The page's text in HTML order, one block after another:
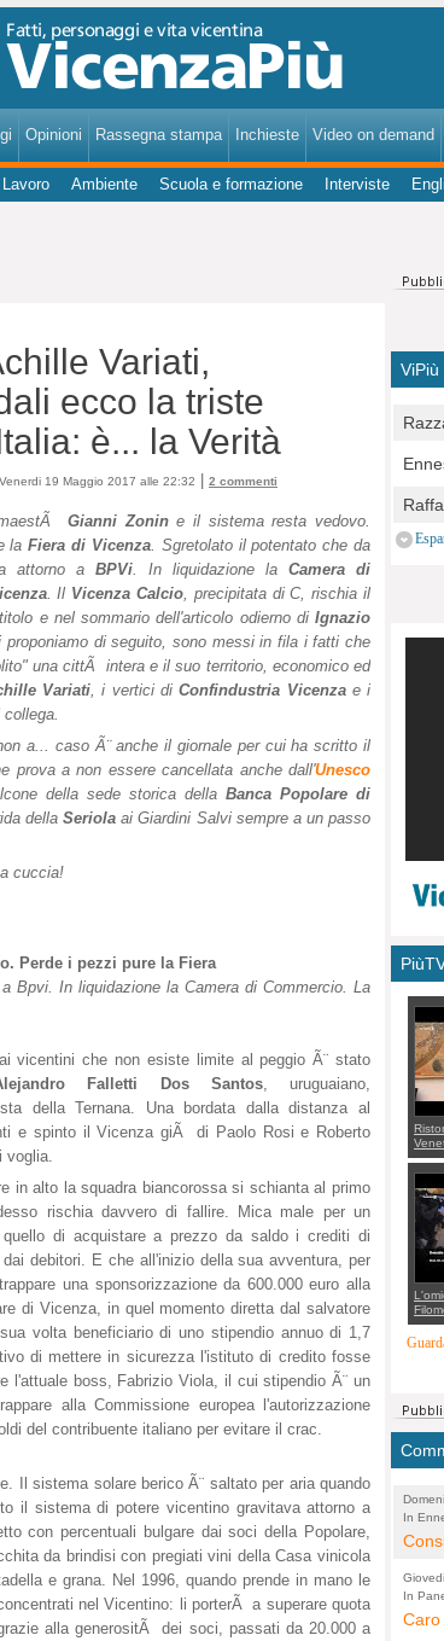
Opinioni Rassegna stampa Inchieste Video on demand
Lavoro Ambiente Scuola e formazione Interviste
Variati,
ecco la triste
è... la Verità
Venerdi 19 Maggio 2017 alle 22:32 2 commenti
Gianni Zonine il sistema resta vedovo.
laFiera di Vicenza. Sgretolato il potentato che da
attorno a BPVi. In liquidazione la Camera di
. Il Vicenza Calcio, precipitata di C, rischia il
e nel sommario dell'articolo odierno di Ignazio
proponiamo di seguito, sono messi in fila i fatti che
una cittÃ intera e il suo territorio, economico ed
Variati, i vertici diConfindustria Vicenzae i
a... caso Ã¨ anche il giornale per cui ha scritto il
prova a non essere cancellata anche dall'Unesco
della sede storica della Banca Popolare di
dellaSeriola ai Giardini Salvi sempre a un passo
cuccia!
Perde i pezzi pure la Fiera
Bpvi. In liquidazione la Camera di Commercio. La
vicentini che non esiste limite al peggio Ã¨ stato
Falletti Dos Santos, uruguaiano,
della Ternana. Una bordata dalla distanza al
e spinto il Vicenza giÃ di Paolo Rosi e Roberto
voglia.
in alto la squadra biancorossa si schianta al primo
rischia davvero di fallire. Mica male per un
di acquistare a prezzo da saldo i crediti di
debitori. E che all'inizio della sua avventura, per
una sponsorizzazione da 600.000 euro alla
di Vicenza, in quel momento diretta dal salvatore
volta beneficiario di uno stipendio annuo di 1,7
di mettere in sicurezza l'istituto di credito fosse
l'attuale boss, Fabrizio Viola, il cui stipendio Ã¨ un
alla Commissione europea l'autorizzazione
del contribuente italiano per evitare il crac.
Il sistema solare berico Ã¨ saltato per aria quando
il sistema di potere vicentino gravitava attorno a
con percentuali bulgare dai soci della Popolare,
da brindisi con pregiati vini della Casa vinicola
e grana. Nel 1996, quando prende in mano le
nel Vicentino: li porterÃ a superare quota
alla generositÃ dei soci, passati da 20.000 a
ViPiù
per
E
con
In
In
Caro